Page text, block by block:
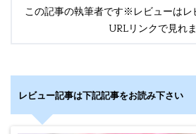
この記事の執筆者です※レビューは
URLリンクで見れ
レビュー記事は下記記事をお読み下さい